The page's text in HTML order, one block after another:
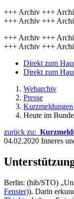
+++ Archiv +++
+++ Archiv +++
+++ Archiv +++
+++ Archiv +++
Direkt zum
Direkt zum
Webarchiv
Presse
Heute im
zurück zu:
04.02.2020 Inneres
Berlin: (hib/STO)
Fenster)). Darin